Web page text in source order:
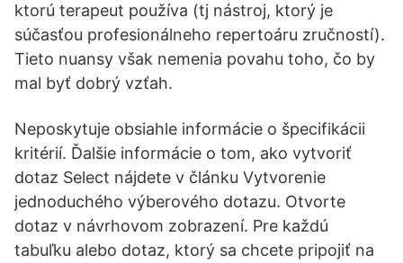
ktorú terapeut používa (tj nástroj, ktorý je
súčasťou profesionálneho repertoáru zručností).
Tieto nuansy však nemenia povahu toho, čo by
mal byť dobrý vzťah.
Neposkytuje obsiahle informácie o špecifikácii
kritérií. Ďalšie informácie o tom, ako vytvoriť
dotaz Select nájdete v článku Vytvorenie
jednoduchého výberového dotazu. Otvorte
dotaz v návrhovom zobrazení. Pre každú
tabuľku alebo dotaz, ktorý sa chcete pripojiť na